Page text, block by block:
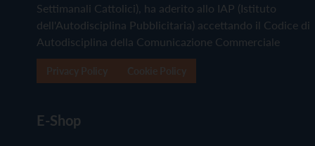
Settimanali Cattolici), ha aderito allo IAP (Istituto
dell'Autodisciplina Pubblicitaria) accettando il Codice di
Autodisciplina della Comunicazione Commerciale
E-Shop